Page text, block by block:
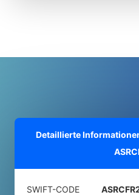
Detaillierte
SWIFT-CODE